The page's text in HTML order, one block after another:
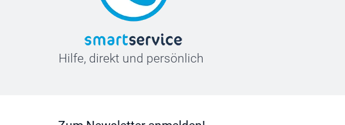
Hilfe, direkt und persönlich